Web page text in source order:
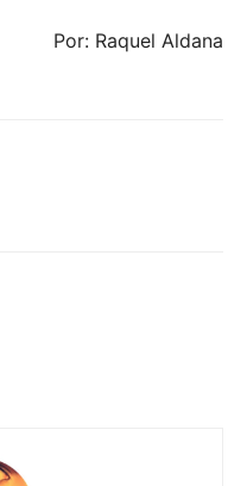
Por: Raquel Aldana